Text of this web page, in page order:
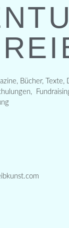
Bücher, Texte,